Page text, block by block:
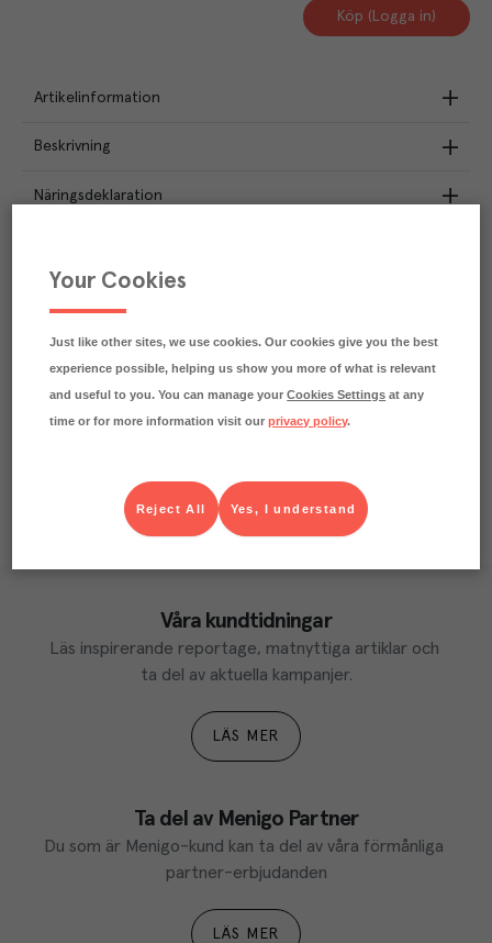
Köp (Logga in)
Artikelinformation
Beskrivning
Näringsdeklaration
CO₂e/kg
utsläppen av 0.2 kg koldioxid.
Läs mer om hur vi beräknar klimatavtryck
Våra kundtidningar
Läs inspirerande reportage, matnyttiga artiklar och
ta del av aktuella kampanjer.
LÄS MER
Ta del av Menigo Partner
Du som är Menigo-kund kan ta del av våra förmånliga
partner-erbjudanden
LÄS MER
Your Cookies
Just like other sites, we use cookies. Our cookies give you the best
experience possible, helping us show you more of what is relevant
and useful to you. You can manage yourCookies Settings at any
time or for more information visit ourprivacy policy.
Yes, I understand
Reject All